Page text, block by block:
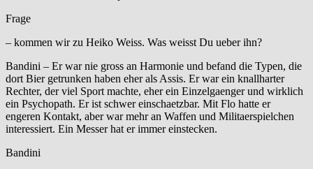
Frage
– kommen wir zu Heiko Weiss. Was weisst Du ueber ihn?
Bandini – Er war nie gross an Harmonie und befand die Typen, die
dort Bier getrunken haben eher als Assis. Er war ein knallharter
Rechter, der viel Sport machte, eher ein Einzelgaenger und wirklich
ein Psychopath. Er ist schwer einschaetzbar. Mit Flo hatte er
engeren Kontakt, aber war mehr an Waffen und Militaerspielchen
interessiert. Ein Messer hat er immer einstecken.
Bandini